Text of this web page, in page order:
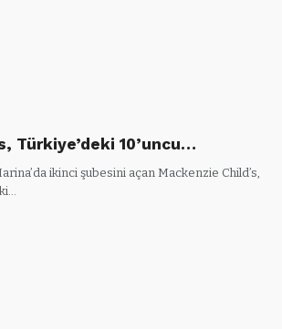
Türkiye’deki 10’uncu…
ikinci şubesini açan Mackenzie Child’s,